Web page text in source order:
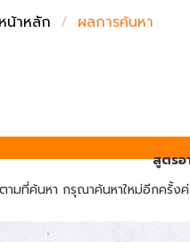
หน้าหลัก ผลการค้นหา
สูตรอ
ตามที่ค้นหา กรุณาค้นหาใหม่อีกครั้งค่